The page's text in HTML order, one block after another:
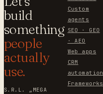
build
something
people
actually
use.
S.R.L. „MEGA
Custom
agents
SEO · GEO
· AEO
Web apps
CRM
automation
Frameworks